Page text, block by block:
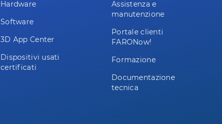
Hardware
Software
3D App Center
Dispositivi usati
certificati
Assistenza e
manutenzione
Portale clienti
FARONow!
Formazione
Documentazione
tecnica